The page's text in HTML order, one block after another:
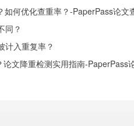
如何优化查重率？-PaperPass论文
同？
计入重复率？
文降重检测实用指南-PaperPass